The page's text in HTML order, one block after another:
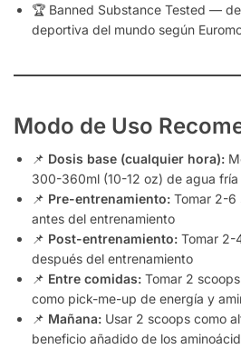
🏆 Banned Substance Tested —
deportiva del mundo según
Modo de Uso
📌 Dosis base (cualquier hora):
300-360ml (10-12 oz) de agua fría
📌 Pre-entrenamiento: Tomar 2-6
antes del entrenamiento
📌 Post-entrenamiento: Tomar 2-
después del entrenamiento
📌 Entre comidas: Tomar 2
como pick-me-up de energía y
📌 Mañana: Usar 2 scoops como
beneficio añadido de los